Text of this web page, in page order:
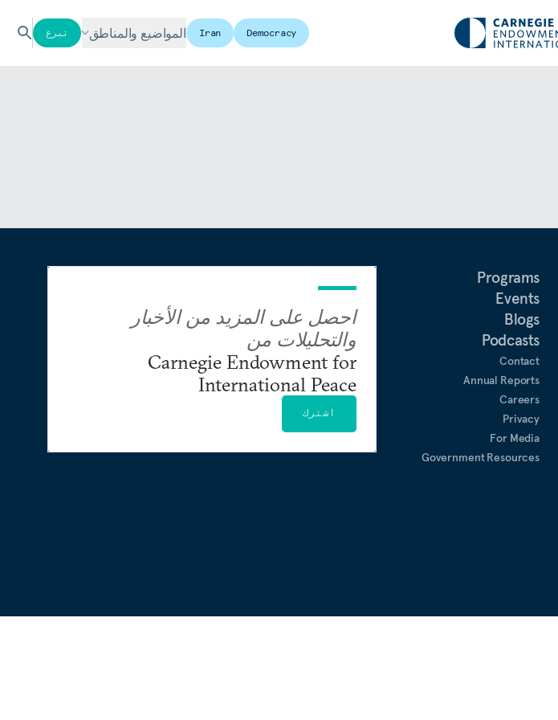
Democracy
Iran المواضيع والمناطق تبرع
Programs
Events
Blogs
Podcasts
Contact
Annual Reports
Careers
Privacy
For Media
Government Resources
احصل على المزيد من الأخبار
والتحليلات من
Carnegie Endowment for
International Peace
اشترك